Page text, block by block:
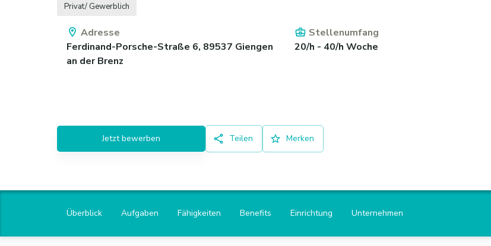
Privat/ Gewerblich
Adresse
Ferdinand-Porsche-Straße 6, 89537 Giengen
an der Brenz
Stellenumfang
20/h - 40/h Woche
Jetzt bewerben Teilen Merken
Überblick Aufgaben Fähigkeiten Benefits Einrichtung Unternehmen